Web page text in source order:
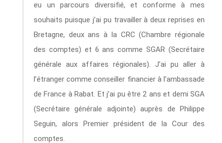
eu un parcours diversifié, et conforme à mes
souhaits puisque j’ai pu travailler à deux reprises en
Bretagne, deux ans à la CRC (Chambre régionale
des comptes) et 6 ans comme SGAR (Secrétaire
générale aux affaires régionales). J’ai pu aller à
l’étranger comme conseiller financier à l’ambassade
de France à Rabat. Et j’ai pu être 2 ans et demi SGA
(Secrétaire générale adjointe) auprès de Philippe
Seguin, alors Premier président de la Cour des
comptes.